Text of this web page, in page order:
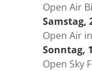
Open Air
Samstag,
Open Air
Sonntag,
Open Sky